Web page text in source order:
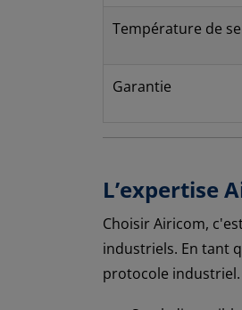
Température de
Garantie
L’expertise
Choisir Airicom,
industriels. En tant
protocole industriel.